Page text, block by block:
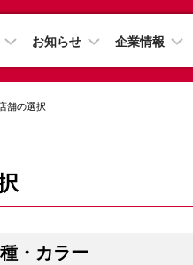
お知らせ 企業情報
舗の選択
・カラー